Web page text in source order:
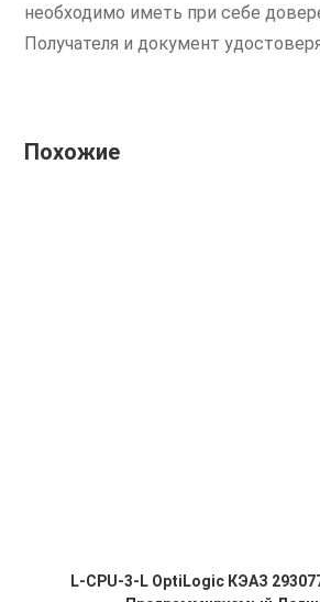
необходимо иметь при себе
Получателя и документ
Похожие
L-CPU-3-L OptiLogic КЭАЗ